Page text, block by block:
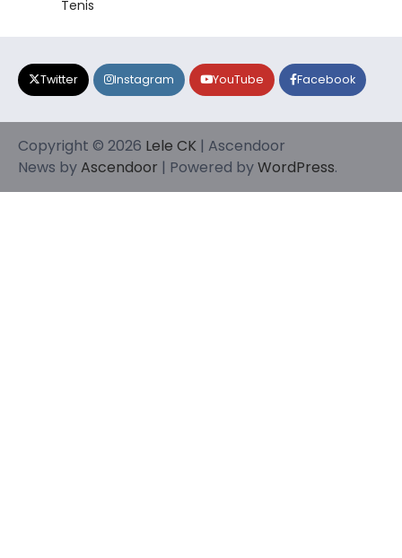
Tenis
Twitter Instagram YouTube Facebook
Copyright © 2026 Lele CK | Ascendoor
News byAscendoor | Powered byWordPress.